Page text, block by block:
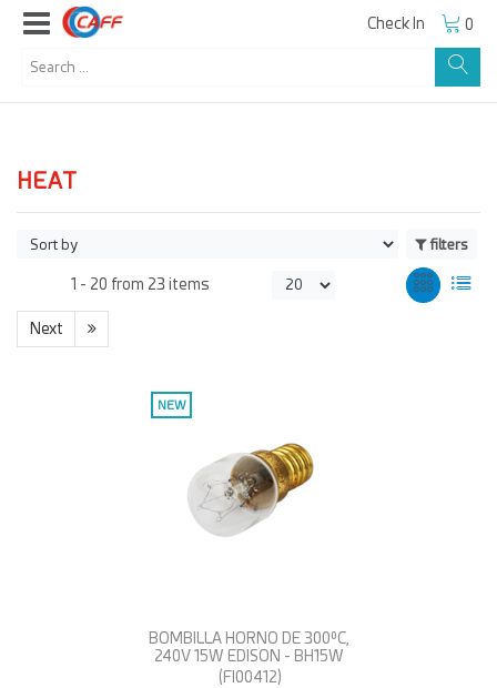
Check In 0
HEAT
filters
1 - 20 from 23 items
Next
NEW
BOMBILLA HORNO DE 300ºC,
240V 15W EDISON - BH15W
(FI00412)